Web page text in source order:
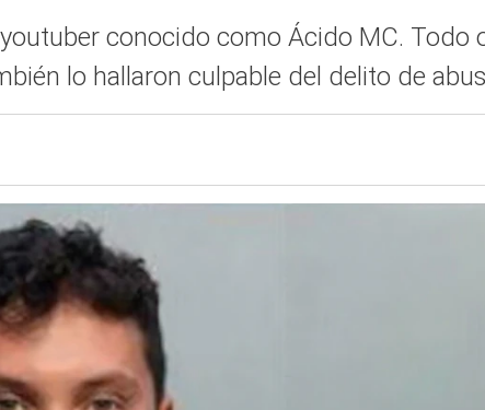
conocido como Ácido MC. Todo
lo hallaron culpable del delito de